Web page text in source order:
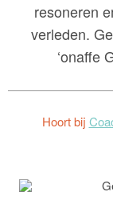
resoneren
verleden.
‘onaffe
Hoort bij